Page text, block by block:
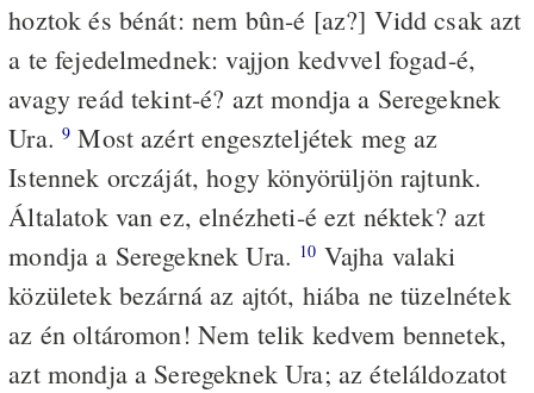
hoztok és bénát: nem bûn-é [az?] Vidd csak azt
a te fejedelmednek: vajjon kedvvel fogad-é,
avagy reád tekint-é? azt mondja a Seregeknek
Ura.9 Most azért engeszteljétek meg az
Istennek orczáját, hogy könyörüljön rajtunk.
Általatok van ez, elnézheti-é ezt néktek? azt
mondja a Seregeknek Ura. 10 Vajha valaki
közületek bezárná az ajtót, hiába ne tüzelnétek
az én oltáromon! Nem telik kedvem bennetek,
azt mondja a Seregeknek Ura; az ételáldozatot